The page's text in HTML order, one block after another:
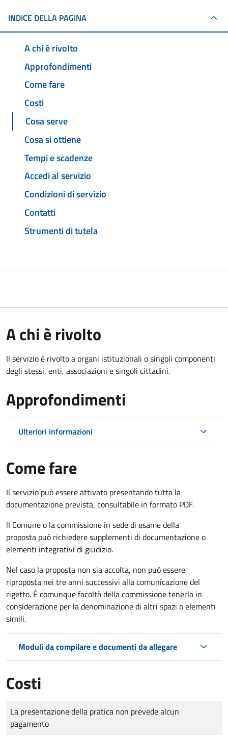
INDICE DELLA PAGINA
A chi è rivolto
Approfondimenti
Come fare
Costi
Cosa serve
Cosa si ottiene
Tempi e scadenze
Accedi al servizio
Condizioni di servizio
Contatti
Strumenti di tutela
A chi è rivolto
Il servizio è rivolto a organi istituzionali o singoli componenti
degli stessi, enti, associazioni e singoli cittadini.
Approfondimenti
Ulteriori informazioni
Come fare
Il servizio può essere attivato presentando tutta la
documentazione prevista, consultabile in formato PDF.
ll Comune o la commissione in sede di esame della
proposta può richiedere supplementi di documentazione o
elementi integrativi di giudizio.
Nel caso la proposta non sia accolta, non può essere
riproposta nei tre anni successivi alla comunicazione del
rigetto. É comunque facoltà della commissione tenerla in
considerazione per la denominazione di altri spazi o elementi
simili.
Moduli da compilare e documenti da allegare
Costi
Tipo di pagamento
Importo
La presentazione della pratica non prevede alcun
pagamento